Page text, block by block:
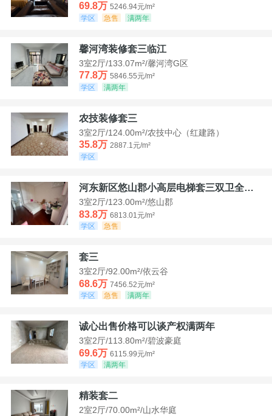
69.8万 5246.94元/m²
学区
急售 满两年
馨河湾装修套三临江
3室2厅/133.07m²/馨河湾G区
77.8万 5846.55元/m²
学区
满两年
农技装修套三
3室2厅/124.00m²/农技中心（红建路）
35.8万 2887.1元/m²
学区
河东新区悠山郡小高层电梯套三双卫全装带家具家电
3室2厅/123.00m²/悠山郡
83.8万 6813.01元/m²
学区
急售
套三
3室2厅/92.00m²/依云谷
68.6万 7456.52元/m²
学区
急售 满两年
诚心出售价格可以谈产权满两年
3室2厅/113.80m²/碧波豪庭
69.6万 6115.99元/m²
学区
满两年
精装套二
2室2厅/70.00m²/山水华庭